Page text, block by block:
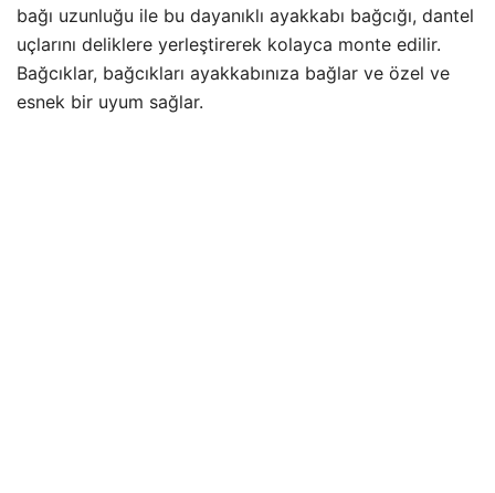
bağı uzunluğu ile bu dayanıklı ayakkabı bağcığı, dantel
uçlarını deliklere yerleştirerek kolayca monte edilir.
Bağcıklar, bağcıkları ayakkabınıza bağlar ve özel ve
esnek bir uyum sağlar.